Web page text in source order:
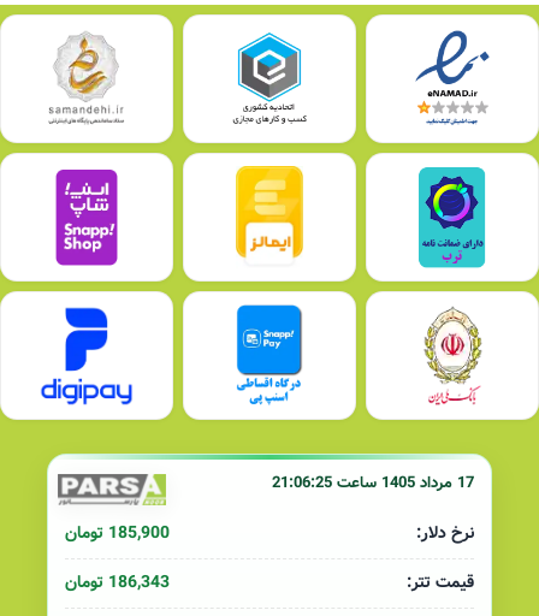
17 مرداد 1405 ساعت 21:06:25
نرخ دلار:
185,900 تومان
قیمت تتر:
186,343 تومان